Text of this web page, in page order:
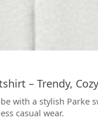
– Trendy,
with a stylish Parke
casual wear.